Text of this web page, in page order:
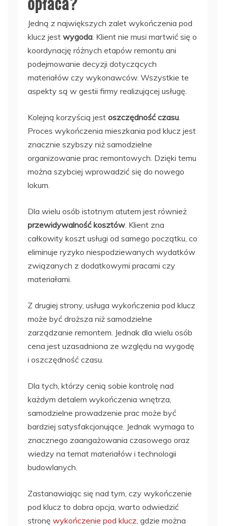
Jedną z największych zalet wykończenia pod
klucz jest wygoda . Klient nie musi martwić się o
koordynację różnych etapów remontu ani
podejmowanie decyzji dotyczących
materiałów czy wykonawców. Wszystkie te
aspekty są w gestii firmy realizującej usługę.
Kolejną korzyścią jest oszczędność czasu
Proces wykończenia mieszkania pod klucz jest
znacznie szybszy niż samodzielne
organizowanie prac remontowych. Dzięki temu
można szybciej wprowadzić się do nowego
lokum.
Dla wielu osób istotnym atutem jest również
przewidywalność kosztów . Klient zna
całkowity koszt usługi od samego początku, co
eliminuje ryzyko niespodziewanych wydatków
związanych z dodatkowymi pracami czy
materiałami.
Z drugiej strony, usługa wykończenia pod klucz
może być droższa niż samodzielne
zarządzanie remontem. Jednak dla wielu osób
cena jest uzasadniona ze względu na wygodę
i oszczędność czasu.
Dla tych, którzy cenią sobie kontrolę nad
każdym detalem wykończenia wnętrza,
samodzielne prowadzenie prac może być
bardziej satysfakcjonujące. Jednak wymaga to
znacznego zaangażowania czasowego oraz
wiedzy na temat materiałów i technologii
budowlanych.
Zastanawiając się nad tym, czy wykończenie
pod klucz to dobra opcja, warto odwiedzić
stronę wykończenie pod klucz , gdzie można